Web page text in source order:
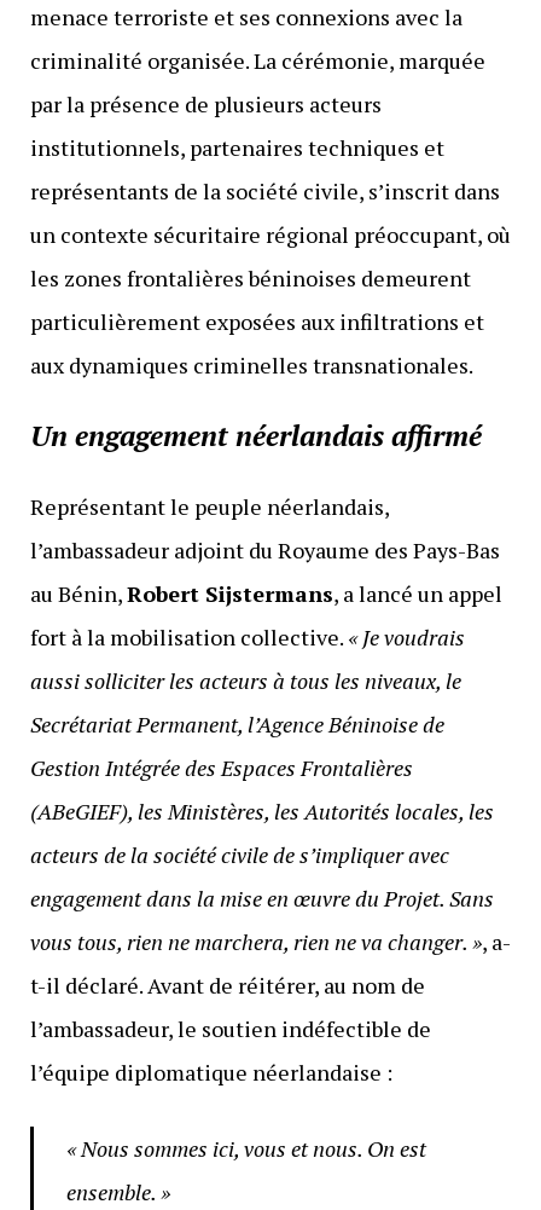
menace terroriste et ses connexions avec la
criminalité organisée. La cérémonie, marquée
par la présence de plusieurs acteurs
institutionnels, partenaires techniques et
représentants de la société civile, s’inscrit dans
un contexte sécuritaire régional préoccupant, où
les zones frontalières béninoises demeurent
particulièrement exposées aux infiltrations et
aux dynamiques criminelles transnationales.
Un engagement néerlandais affirmé
Représentant le peuple néerlandais,
l’ambassadeur adjoint du Royaume des Pays-Bas
au Bénin,Robert Sijstermans, a lancé un appel
fort à la mobilisation collective. « Je voudrais
aussi solliciter les acteurs à tous les niveaux, le
Secrétariat Permanent, l’Agence Béninoise de
Gestion Intégrée des Espaces Frontalières
(ABeGIEF), les Ministères, les Autorités locales, les
acteurs de la société civile de s’impliquer avec
engagement dans la mise en œuvre du Projet. Sans
vous tous, rien ne marchera, rien ne va changer. », a-
t-il déclaré. Avant de réitérer, au nom de
l’ambassadeur, le soutien indéfectible de
l’équipe diplomatique néerlandaise :
« Nous sommes ici, vous et nous. On est
ensemble. »